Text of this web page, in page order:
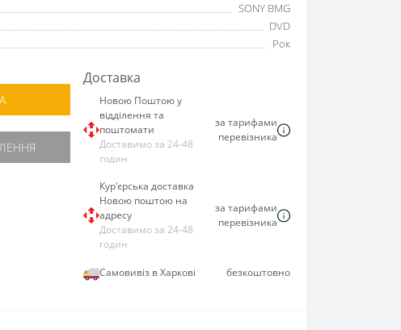
SONY BMG
DVD
Рок
Доставка
Новою Поштою у
відділення та
поштомати
Доставимо за 24-48
годин
за тарифами
перевізника
Кур'єрська доставка
Новою поштою на
адресу
Доставимо за 24-48
годин
за тарифами
перевізника
Самовивіз в Харкові безкоштовно